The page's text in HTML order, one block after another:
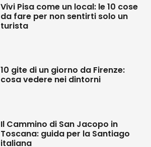
Vivi Pisa come un local: le 10 cose
da fare per non sentirti solo un
turista
10 gite di un giorno da Firenze:
cosa vedere nei dintorni
Il Cammino di San Jacopo in
Toscana: guida per la Santiago
italiana